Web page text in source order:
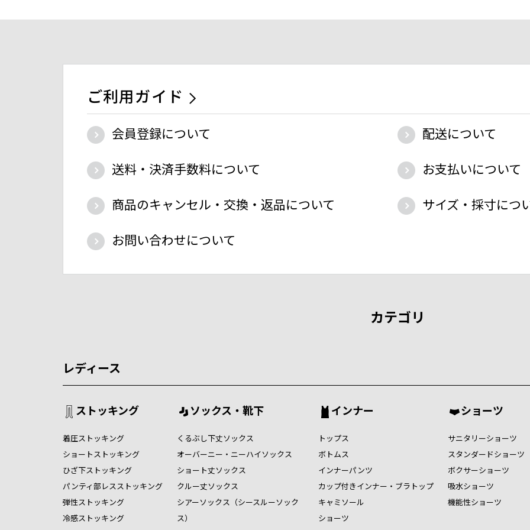
ご利用ガイド
会員登録について
配送について
送料・決済手数料について
お支払いについて
商品のキャンセル・交換・返品について
サイズ・採寸につ
お問い合わせについて
カテゴリ
レディース
ストッキング
着圧ストッキング
ショートストッキング
ひざ下ストッキング
パンティ部レスストッキング
弾性ストッキング
冷感ストッキング
ソックス・靴下
くるぶし下丈ソックス
オーバーニー・ニーハイソックス
ショート丈ソックス
クルー丈ソックス
シアーソックス（シースルーソック
ス）
インナー
トップス
ボトムス
インナーパンツ
カップ付きインナー・ブラトップ
キャミソール
ショーツ
ショーツ
サニタリーショーツ
スタンダードショーツ
ボクサーショーツ
吸水ショーツ
機能性ショーツ